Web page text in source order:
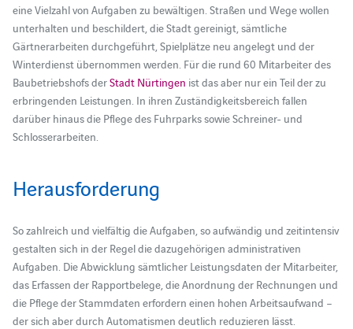
eine Vielzahl von Aufgaben zu bewältigen. Straßen und Wege wollen
unterhalten und beschildert, die Stadt gereinigt, sämtliche
Gärtnerarbeiten durchgeführt, Spielplätze neu angelegt und der
Winterdienst übernommen werden. Für die rund 60 Mitarbeiter des
Baubetriebshofs derStadt Nürtingen ist das aber nur ein Teil der zu
erbringenden Leistungen. In ihren Zuständigkeitsbereich fallen
darüber hinaus die Pflege des Fuhrparks sowie Schreiner- und
Schlosserarbeiten.
Herausforderung
So zahlreich und vielfältig die Aufgaben, so aufwändig und zeitintensiv
gestalten sich in der Regel die dazugehörigen administrativen
Aufgaben. Die Abwicklung sämtlicher Leistungsdaten der Mitarbeiter,
das Erfassen der Rapportbelege, die Anordnung der Rechnungen und
die Pflege der Stammdaten erfordern einen hohen Arbeitsaufwand –
der sich aber durch Automatismen deutlich reduzieren lässt.